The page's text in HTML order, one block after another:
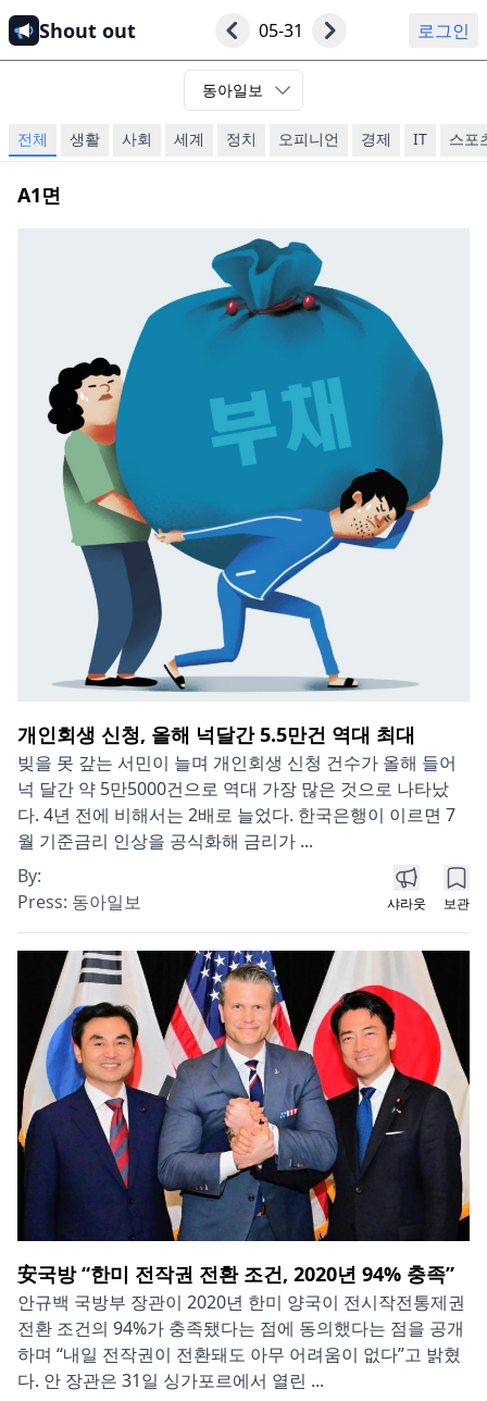
Shout out 05-31 로그인
동아일보
전체 생활 사회 세계 정치 오피니언 경제 IT 스포
A1면
개인회생 신청, 올해 넉달간 5.5만건 역대 최대
빚을 못 갚는 서민이 늘며 개인회생 신청 건수가 올해 들어
넉 달간 약 5만5000건으로 역대 가장 많은 것으로 나타났
다. 4년 전에 비해서는 2배로 늘었다. 한국은행이 이르면 7
월 기준금리 인상을 공식화해 금리가 ...
By:
Press: 동아일보 샤라웃 보관
安국방 “한미 전작권 전환 조건, 2020년 94% 충족”
안규백 국방부 장관이 2020년 한미 양국이 전시작전통제권
전환 조건의 94%가 충족됐다는 점에 동의했다는 점을 공개
하며 “내일 전작권이 전환돼도 아무 어려움이 없다”고 밝혔
다. 안 장관은 31일 싱가포르에서 열린 ...